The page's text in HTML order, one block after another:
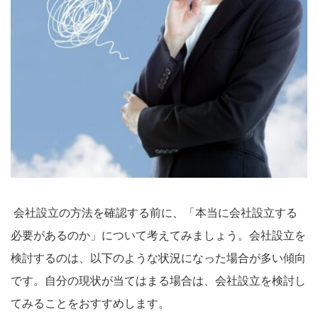
会社設立の方法を確認する前に、「本当に会社設立する
必要があるのか」について考えてみましょう。会社設立を
検討するのは、以下のような状況になった場合が多い傾向
です。自分の現状が当てはまる場合は、会社設立を検討し
てみることをおすすめします。